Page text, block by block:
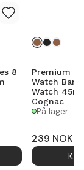
8
Premium
Watch
Watch
Cognac
På lager
239 NOK